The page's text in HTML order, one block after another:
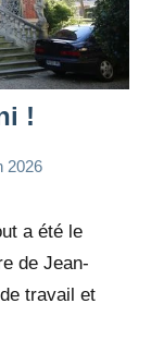
!
2026
a été le
de Jean-
travail et